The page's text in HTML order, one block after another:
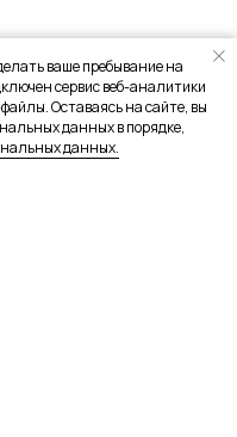
ваше пребывание на
сервис веб-аналитики
Оставаясь на сайте, вы
данных в порядке,
данных.